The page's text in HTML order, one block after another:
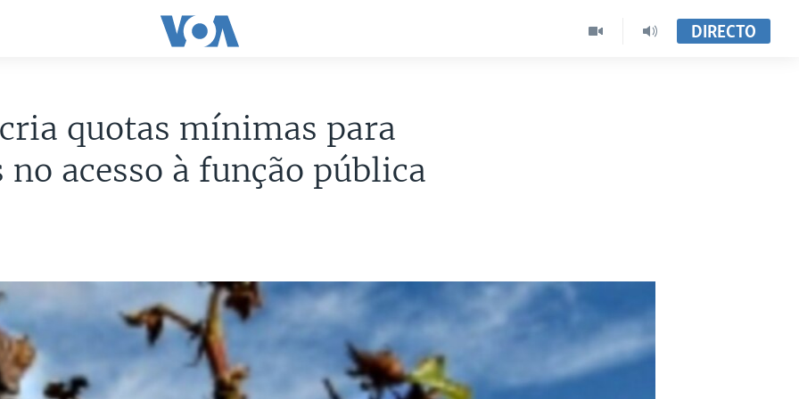
DIRECTO
quotas mínimas para
no acesso à função pública